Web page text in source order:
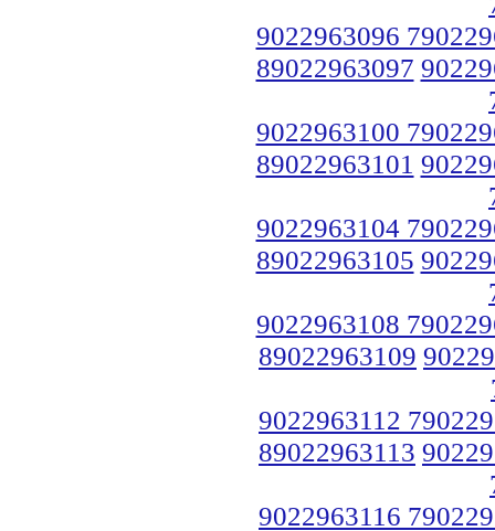
9022963096
89022963097
9022963100
89022963101
9022963104
89022963105
9022963108
89022963109
9022963112
89022963113
9022963116